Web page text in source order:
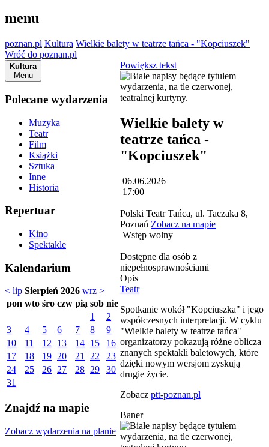
menu
poznan.pl Kultura Wielkie balety w teatrze tańca - "Kopciuszek"
Wróć do poznan.pl
Kultura
Menu
Polecane wydarzenia
Muzyka
Teatr
Film
Książki
Sztuka
Inne
Historia
Repertuar
Kino
Spektakle
Kalendarium
< lip Sierpień 2026 wrz >
pon wto śro czw pią sob nie
1
2
3
4 5 6 7 8
9
10
11 12 13 14 15
16
17
18 19 20 21 22
23
24
25 26 27 28 29
30
31
Znajdź na mapie
Zobacz wydarzenia na planie
Powiększ tekst
Wielkie balety w
teatrze tańca -
"Kopciuszek"
06.06.2026
17:00
Polski Teatr Tańca, ul. Taczaka 8,
Poznań Zobacz na mapie
Wstęp wolny
Dostępne dla osób z
niepełnosprawnościami
Opis
Teatr
Spotkanie wokół "Kopciuszka" i jego
współczesnych interpretacji. W cyklu
"Wielkie balety w teatrze tańca"
organizatorzy pokazują różne oblicza
znanych spektakli baletowych, które
dzięki nowym wersjom zyskują
drugie życie.
Zobacz ptt-poznan.pl
Baner